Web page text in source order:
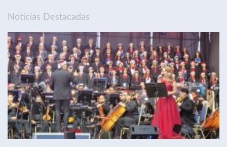
Noticias Destacadas